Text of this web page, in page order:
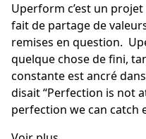
Uperform c’est un
fait de partage de
remises en question.
quelque chose de fini,
constante est ancré
disait “Perfection is not
perfection we can catch